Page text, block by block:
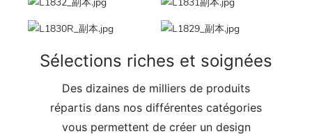
Sélections riches et soignées
Des dizaines de milliers de produits
répartis dans nos différentes catégories
vous permettent de créer un design